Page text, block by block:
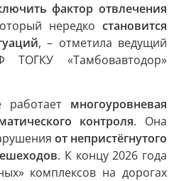
фактор отвлечения
нередкостановится
, – отметила ведущий
«Тамбовавтодор»
многоуровневая
контроля. Она
от непристёгнутого
. К концу 2026 года
комплексов на дорогах